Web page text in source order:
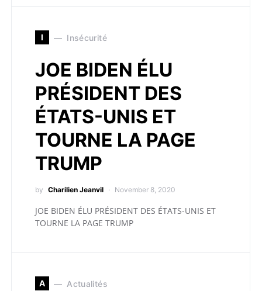
I Insécurité
JOE BIDEN ÉLU
PRÉSIDENT DES
ÉTATS-UNIS ET
TOURNE LA PAGE
TRUMP
by Charilien Jeanvil November 8, 2020
JOE BIDEN ÉLU PRÉSIDENT DES ÉTATS-UNIS ET
TOURNE LA PAGE TRUMP
A Actualités